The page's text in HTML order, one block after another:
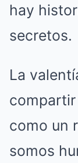
hay
secretos.
La
como un
somos